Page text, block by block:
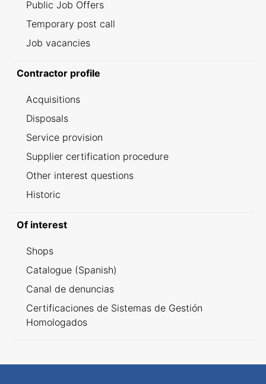
Public Job Offers
Temporary post call
Job vacancies
Contractor profile
Acquisitions
Disposals
Service provision
Supplier certification procedure
Other interest questions
Historic
Of interest
Shops
Catalogue (Spanish)
Canal de denuncias
Certificaciones de Sistemas de Gestión
Homologados